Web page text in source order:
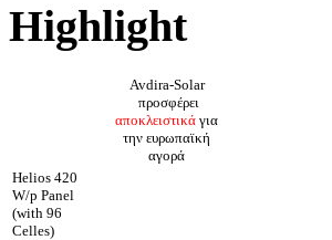
Highlight
Avdira-Solar
προσφέρει
αποκλειστικά για
την ευρωπαϊκή
αγορά
Helios 420
W/p Panel
(with 96
Celles)